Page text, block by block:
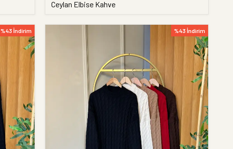
Ceylan Elbise Kahve
%43 İndirim %43 İndirim